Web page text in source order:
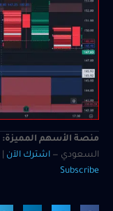
منصة الأسهم المميزة:
السعودي — اشترك الآن
Subscribe